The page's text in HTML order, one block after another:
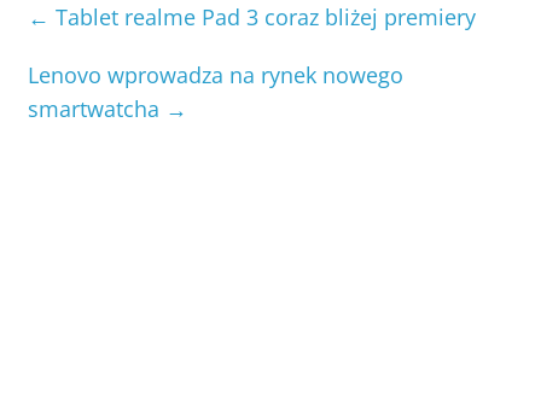
← Tablet realme Pad 3 coraz bliżej premiery
Lenovo wprowadza na rynek nowego
smartwatcha →